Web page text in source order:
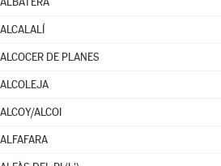
ALCALALÍ
ALCOCER DE PLANES
ALCOLEJA
ALCOY/ALCOI
ALFAFARA